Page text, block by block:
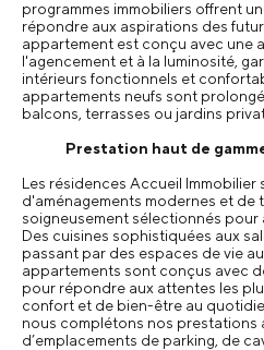
programmes immobiliers offrent
répondre aux aspirations des
appartement est conçu avec une
l'agencement et à la luminosité,
intérieurs fonctionnels et
appartements neufs sont
balcons, terrasses ou jardins
Prestation haut de
Les résidences Accueil Immobilier
d'aménagements modernes et de
soigneusement sélectionnés pour
Des cuisines sophistiquées aux
passant par des espaces de vie
appartements sont conçus avec
pour répondre aux attentes les
confort et de bien-être au
nous complétons nos prestations
d’emplacements de parking, de